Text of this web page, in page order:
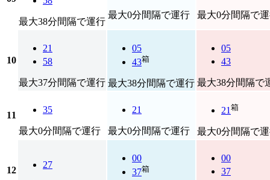
最大38分間隔で運行
最大0分間隔で運行 最大0分間隔で
10
21
58
最大37分間隔で運行
05
43箱
最大38分間隔で運行
05
43
最大38分間隔で
11
35
最大0分間隔で運行
21
最大0分間隔で運行
21箱
最大0分間隔で
12
27
00
37箱
00
37